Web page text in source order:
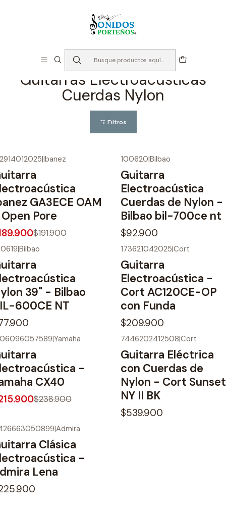
Instrumentos de Cuerda
Guitarras Electroacústicas
Cuerdas Nylon
Filtros
|Ibanez
GA3ECE OAM
Pore
$191.900
100620|Bilbao
Guitarra
Electroacústica
Cuerdas de Nylon -
Bilbao bil-700ce nt
$92.900
|Bilbao
39" - Bilbao
600CE NT
173621042025|Cort
Guitarra
Electroacústica -
Cort AC120CE-OP
con Funda
$209.900
disponible
|Yamaha
-
CX40
$238.900
7446202412508|Cort
Guitarra Eléctrica
con Cuerdas de
Nylon - Cort Sunset
NY II BK
$539.900
|Admira
Clásica
-
Lena